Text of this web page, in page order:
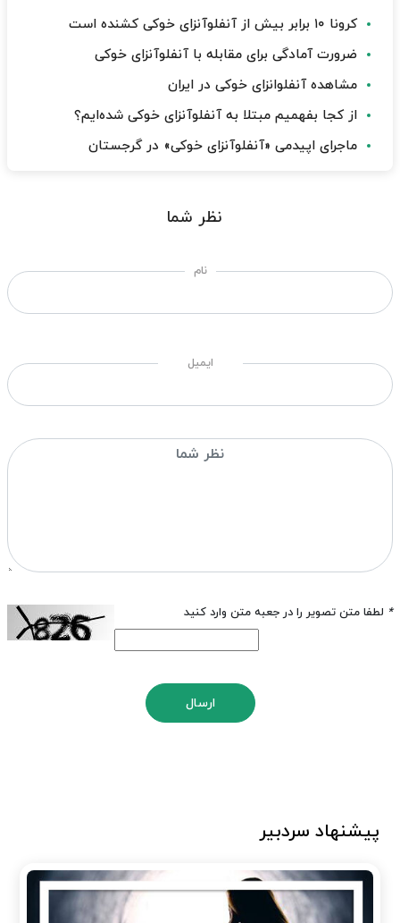
کرونا ۱۰ برابر بیش از آنفلوآنزای خوکی کشنده است
ضرورت آمادگی برای مقابله با آنفلوآنزای خوکی
مشاهده آنفلوانزای خوکی در ایران
از کجا بفهمیم مبتلا به آنفلوآنزای خوکی شده‌ایم؟
ماجرای اپیدمی «آنفلوآنزای خوکی» در گرجستان
نظر شما
نام
ایمیل
* لطفا متن تصویر را در جعبه متن وارد کنید
ارسال
پیشنهاد سردبیر